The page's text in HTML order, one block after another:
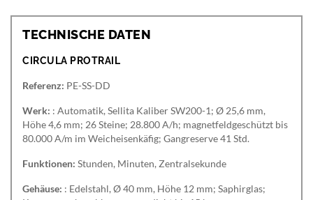
TECHNISCHE DATEN
CIRCULA PROTRAIL
Referenz: PE-SS-DD
Werk: : Automatik, Sellita Kaliber SW200-1; Ø 25,6 mm,
Höhe 4,6 mm; 26 Steine; 28.800 A/h; magnetfeldgeschützt bis
80.000 A/m im Weicheisenkäfig; Gangreserve 41 Std.
Funktionen: Stunden, Minuten, Zentralsekunde
Gehäuse: : Edelstahl, Ø 40 mm, Höhe 12 mm; Saphirglas;